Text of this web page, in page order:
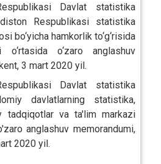
Davlat statistika
Respublikasi statistika
bo‘yicha hamkorlik to‘g‘risida
o‘rtasida o‘zaro anglashuv
3 mart 2020 yil.
Davlat statistika
davlatlarning statistika,
tadqiqotlar va ta'lim markazi
anglashuv memorandumi,
2020 yil.